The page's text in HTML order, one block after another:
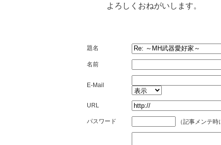
よろしくおねがいします。
題名
名前
E-Mail
URL
パスワード （記事メンテ時